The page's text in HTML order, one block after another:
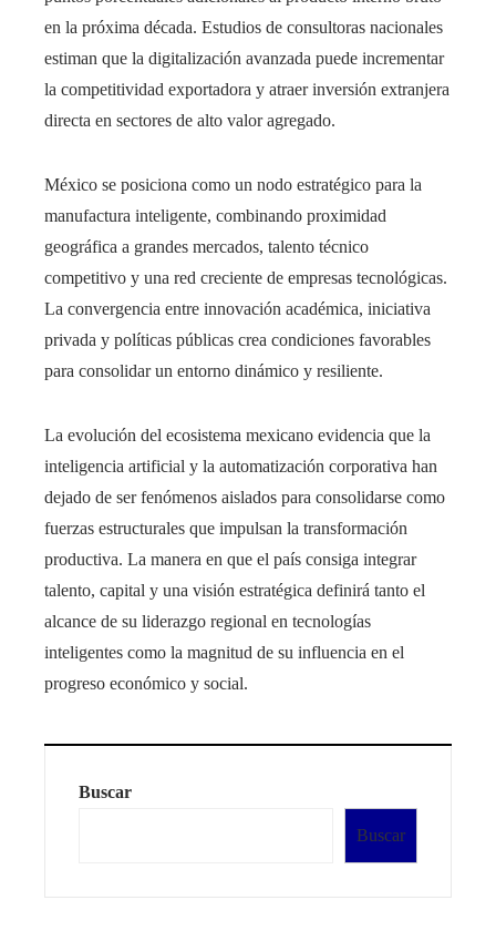
en la próxima década. Estudios de consultoras nacionales
estiman que la digitalización avanzada puede incrementar
la competitividad exportadora y atraer inversión extranjera
directa en sectores de alto valor agregado.
México se posiciona como un nodo estratégico para la
manufactura inteligente, combinando proximidad
geográfica a grandes mercados, talento técnico
competitivo y una red creciente de empresas tecnológicas.
La convergencia entre innovación académica, iniciativa
privada y políticas públicas crea condiciones favorables
para consolidar un entorno dinámico y resiliente.
La evolución del ecosistema mexicano evidencia que la
inteligencia artificial y la automatización corporativa han
dejado de ser fenómenos aislados para consolidarse como
fuerzas estructurales que impulsan la transformación
productiva. La manera en que el país consiga integrar
talento, capital y una visión estratégica definirá tanto el
alcance de su liderazgo regional en tecnologías
inteligentes como la magnitud de su influencia en el
progreso económico y social.
Buscar
Buscar